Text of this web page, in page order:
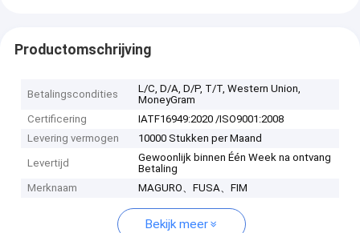
Productomschrijving
Betalingscondities
L/C, D/A, D/P, T/T, Western Union,
MoneyGram
Certificering
IATF16949:2020 /ISO9001:2008
Levering vermogen
10000 Stukken per Maand
Levertijd
Gewoonlijk binnen Één Week na ontvang
Betaling
Merknaam
MAGURO、FUSA、FIM
Bekijk meer